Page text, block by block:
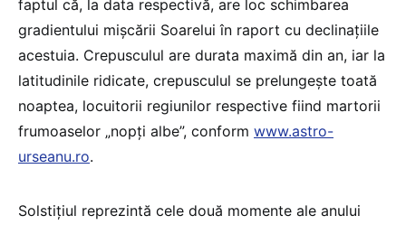
faptul că, la data respectivă, are loc schimbarea
gradientului mişcării Soarelui în raport cu declinaţiile
acestuia. Crepusculul are durata maximă din an, iar la
latitudinile ridicate, crepusculul se prelungeşte toată
noaptea, locuitorii regiunilor respective fiind martorii
frumoaselor „nopţi albe”, conform www.astro-
urseanu.ro.
Solstiţiul reprezintă cele două momente ale anului